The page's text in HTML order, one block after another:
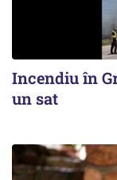
Incendiu în
un sat